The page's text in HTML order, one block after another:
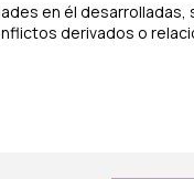
en él desarrolladas,
derivados o